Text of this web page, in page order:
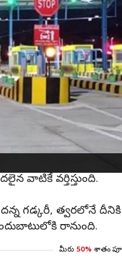
శుభవార్త అందించింది.
పాస్'
అందుబాటులోకి
పూర్తయ్యేవరకు ఈ పాస్
వాటికే వర్తిస్తుంది.
త్వరలోనే దీనికి
రానుంది.
మీరు 50% శాతం